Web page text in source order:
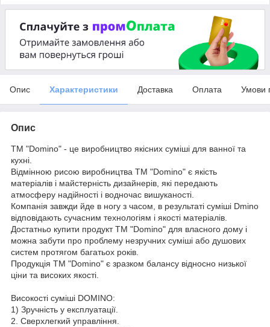
Опис Характеристики Доставка Оплата Умови
Опис
ТМ "Domino" - це виробництво якісних суміші для ванної та
кухні.
Відмінною рисою виробництва ТМ "Domino" є якість
матеріалів і майстерність дизайнерів, які передають
атмосферу надійності і водночас вишуканості.
Компанія завжди йде в ногу з часом, в результаті суміші Dmino
відповідають сучасним технологіям і якості матеріалів.
Достатньо купити продукт ТМ "Domino" для власного дому і
можна забути про проблему незручних суміші або душових
систем протягом багатьох років.
Продукція ТМ "Domino" є зразком балансу відносно низької
ціни та високих якості.
Високості суміші DOMINO:
1) Зручність у експлуатації.
2. Сверхлегкий управління.